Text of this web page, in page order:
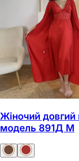
Жіночий
модель 891Д M